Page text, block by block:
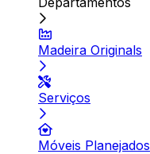
Madeira Originals
Serviços
Móveis Planejados